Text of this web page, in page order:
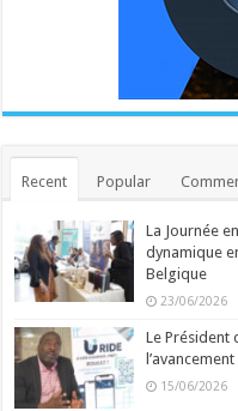
Recent Popular
La Journée
dynamique
Belgique
23/06/2026
Le Président
15/06/2026